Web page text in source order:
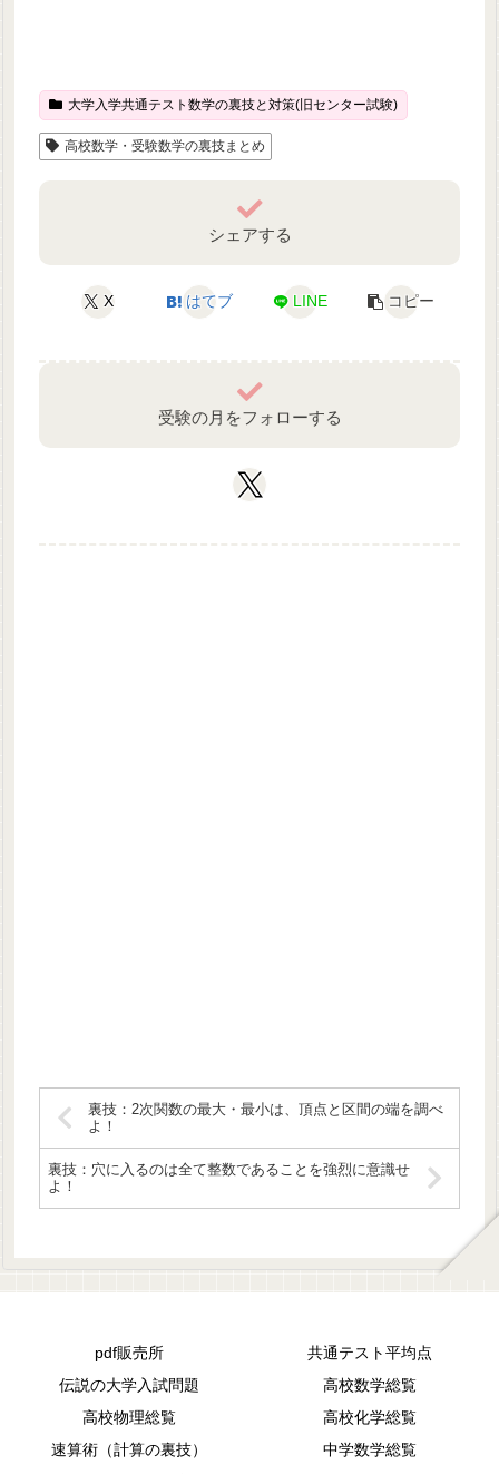
大学入学共通テスト数学の裏技と対策(旧センター試験)
高校数学・受験数学の裏技まとめ
シェアする
X はてブ LINE コピー
受験の月をフォローする
裏技：2次関数の最大・最小は、頂点と区間の端を調べ
よ！
裏技：穴に入るのは全て整数であることを強烈に意識せ
よ！
pdf販売所
共通テスト平均点
伝説の大学入試問題
高校数学総覧
高校物理総覧
高校化学総覧
速算術（計算の裏技）
中学数学総覧